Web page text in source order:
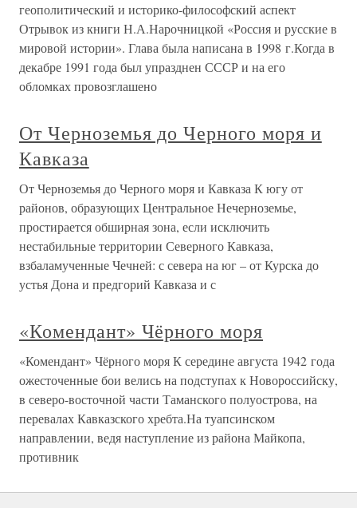
геополитический и историко-философский аспект
Отрывок из книги Н.А.Нарочницкой «Россия и русские в
мировой истории». Глава была написана в 1998 г.Когда в
декабре 1991 года был упразднен СССР и на его
обломках провозглашено
От Черноземья до Черного моря и
Кавказа
От Черноземья до Черного моря и Кавказа К югу от
районов, образующих Центральное Нечерноземье,
простирается обширная зона, если исключить
нестабильные территории Северного Кавказа,
взбаламученные Чечней: с севера на юг – от Курска до
устья Дона и предгорий Кавказа и с
«Комендант» Чёрного моря
«Комендант» Чёрного моря К середине августа 1942 года
ожесточенные бои велись на подступах к Новороссийску,
в северо-восточной части Таманского полуострова, на
перевалах Кавказского хребта.На туапсинском
направлении, ведя наступление из района Майкопа,
противник